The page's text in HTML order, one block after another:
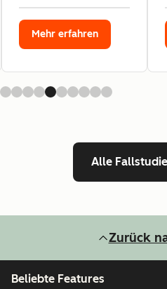
Mehr erfahren
Alle
Zurück
Beliebte Features